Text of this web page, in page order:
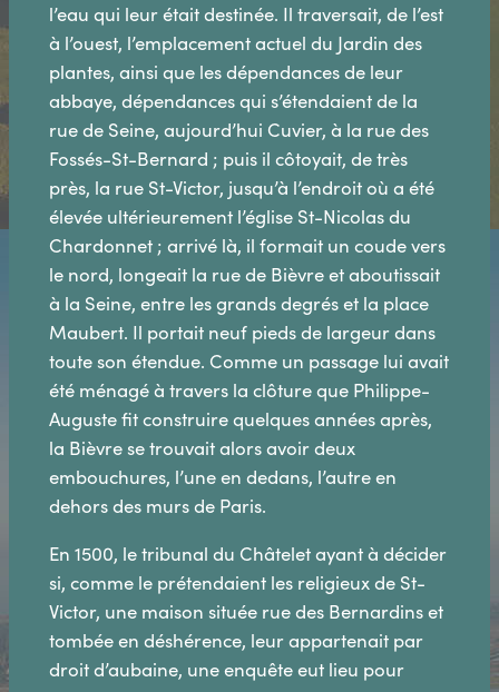
l’eau qui leur était destinée. Il traversait, de l’est
à l’ouest, l’emplacement actuel du Jardin des
plantes, ainsi que les dépendances de leur
abbaye, dépendances qui s’étendaient de la
rue de Seine, aujourd’hui Cuvier, à la rue des
Fossés-St-Bernard ; puis il côtoyait, de très
près, la rue St-Victor, jusqu’à l’endroit où a été
élevée ultérieurement l’église St-Nicolas du
Chardonnet ; arrivé là, il formait un coude vers
le nord, longeait la rue de Bièvre et aboutissait
à la Seine, entre les grands degrés et la place
Maubert. Il portait neuf pieds de largeur dans
toute son étendue. Comme un passage lui avait
été ménagé à travers la clôture que Philippe-
Auguste fit construire quelques années après,
la Bièvre se trouvait alors avoir deux
embouchures, l’une en dedans, l’autre en
dehors des murs de Paris.
En 1500, le tribunal du Châtelet ayant à décider
si, comme le prétendaient les religieux de St-
Victor, une maison située rue des Bernardins et
tombée en déshérence, leur appartenait par
droit d’aubaine, une enquête eut lieu pour